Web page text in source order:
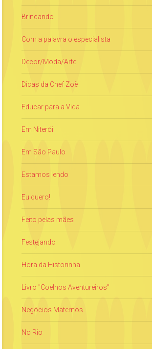
Brincando
Com a palavra o especialista
Decor/Moda/Arte
Dicas da Chef Zoë
Educar para a Vida
Em Niterói
Em São Paulo
Estamos lendo
Eu quero!
Feito pelas mães
Festejando
Hora da Historinha
Livro "Coelhos Aventureiros"
Negócios Maternos
No Rio